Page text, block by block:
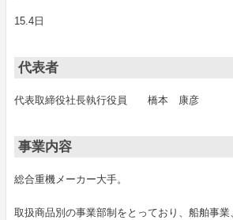
15.4日
代表者
代表取締役社長執行役員 橋本 康彦
事業内容
総合重機メーカー大手。
取扱商品別の事業部制をとっており、船舶事